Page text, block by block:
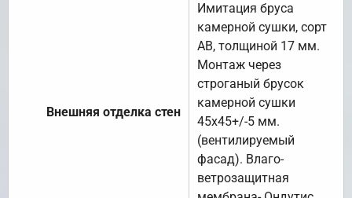
Внешняя отделка стен
Имитация бруса
камерной сушки, сорт
АВ, толщиной 17 мм.
Монтаж через
строганый брусок
камерной сушки
45х45+/-5 мм.
(вентилируемый
фасад). Влаго-
ветрозащитная